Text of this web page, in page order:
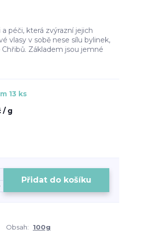
péči, která zvýrazní jejich
vlasy v sobě nese sílu bylinek,
Základem jsou jemné
13 ks
/ g
Přidat do košíku
Obsah:
100g